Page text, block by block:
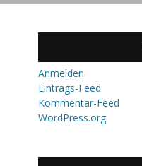
Anmelden
Eintrags-Feed
Kommentar-Feed
WordPress.org